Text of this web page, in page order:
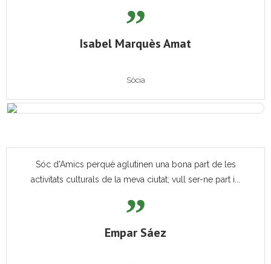
Isabel Marquès Amat
Sòcia
Sóc d'Amics perquè aglutinen una bona part de les
activitats culturals de la meva ciutat; vull ser-ne part i...
Empar Sáez